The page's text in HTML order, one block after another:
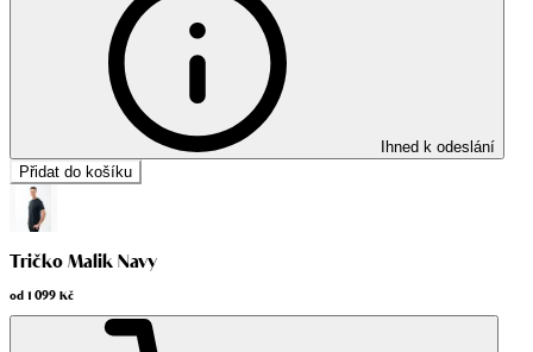
Ihned k odeslání
Přidat do košíku
Tričko Malik Navy
od 1 099 Kč